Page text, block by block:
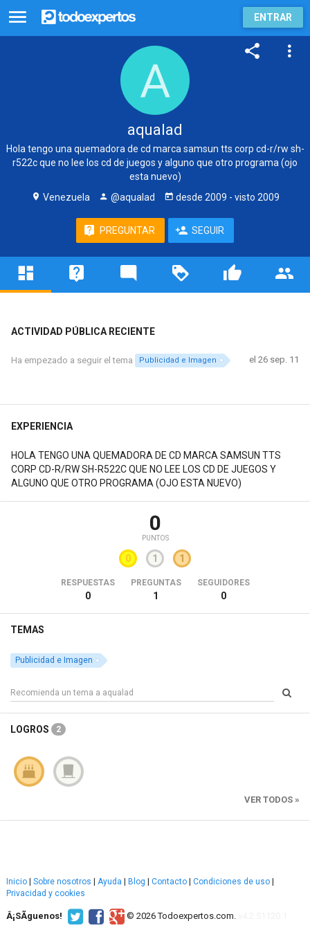
ENTRAR
aqualad
Hola tengo una quemadora de cd marca samsun tts corp cd-r/rw sh-
r522c que no lee los cd de juegos y alguno que otro programa (ojo
esta nuevo)
Venezuela
@aqualad desde 2009 - visto 2009
PREGUNTAR SEGUIR
ACTIVIDAD PÚBLICA RECIENTE
Ha empezado a seguir el tema Publicidad e Imagen el 26 sep. 11
EXPERIENCIA
HOLA TENGO UNA QUEMADORA DE CD MARCA SAMSUN TTS
CORP CD-R/RW SH-R522C QUE NO LEE LOS CD DE JUEGOS Y
ALGUNO QUE OTRO PROGRAMA (OJO ESTA NUEVO)
0
PUNTOS
0 1 1
RESPUESTAS
0
PREGUNTAS
1
SEGUIDORES
0
TEMAS
Publicidad e Imagen
LOGROS 2
VER TODOS »
Inicio | Sobre nosotros | Ayuda | Blog | Contacto | Condiciones de uso |
Privacidad y cookies
Â¡SÃ­guenos! © 2026 Todoexpertos.com.